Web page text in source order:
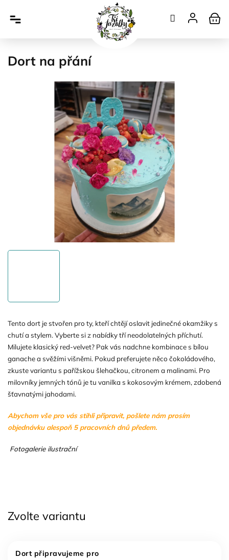
Dort na přání
Zvolte variantu
Dort připravujeme pro
Tento dort je stvořen pro ty, kteří chtějí oslavit jedinečné okamžiky s
chutí a stylem. Vyberte si z nabídky tří neodolatelných příchutí.
Milujete klasický red-velvet? Pak vás nadchne kombinace s bílou
ganache a svěžími višněmi. Pokud preferujete něco čokoládového,
zkuste variantu s pařížskou šlehačkou, citronem a malinami. Pro
milovníky jemných tónů je tu vanilka s kokosovým krémem, zdobená
šťavnatými jahodami.
Abychom vše pro vás stihli připravit, pošlete nám prosím
objednávku alespoň 5 pracovních dnů předem.
Fotogalerie ilustrační